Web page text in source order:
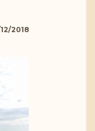
2018